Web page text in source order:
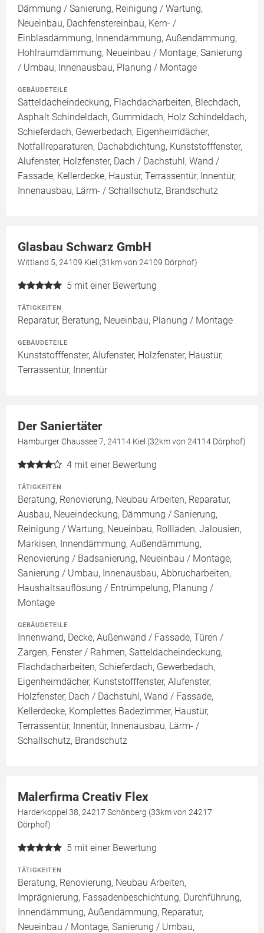
Dämmung / Sanierung, Reinigung / Wartung,
Neueinbau, Dachfenstereinbau, Kern- /
Einblasdämmung, Innendämmung, Außendämmung,
Hohlraumdämmung, Neueinbau / Montage, Sanierung
/ Umbau, Innenausbau, Planung / Montage
GEBÄUDETEILE
Satteldacheindeckung, Flachdacharbeiten, Blechdach,
Asphalt Schindeldach, Gummidach, Holz Schindeldach,
Schieferdach, Gewerbedach, Eigenheimdächer,
Notfallreparaturen, Dachabdichtung, Kunststofffenster,
Alufenster, Holzfenster, Dach / Dachstuhl, Wand /
Fassade, Kellerdecke, Haustür, Terrassentür, Innentür,
Innenausbau, Lärm- / Schallschutz, Brandschutz
Glasbau Schwarz GmbH
Wittland 5, 24109 Kiel (31km von 24109 Dörphof)
5 mit einer Bewertung
TÄTIGKEITEN
Reparatur, Beratung, Neueinbau, Planung / Montage
GEBÄUDETEILE
Kunststofffenster, Alufenster, Holzfenster, Haustür,
Terrassentür, Innentür
Der Saniertäter
Hamburger Chaussee 7, 24114 Kiel (32km von 24114 Dörphof)
4 mit einer Bewertung
TÄTIGKEITEN
Beratung, Renovierung, Neubau Arbeiten, Reparatur,
Ausbau, Neueindeckung, Dämmung / Sanierung,
Reinigung / Wartung, Neueinbau, Rollläden, Jalousien,
Markisen, Innendämmung, Außendämmung,
Renovierung / Badsanierung, Neueinbau / Montage,
Sanierung / Umbau, Innenausbau, Abbrucharbeiten,
Haushaltsauflösung / Entrümpelung, Planung /
Montage
GEBÄUDETEILE
Innenwand, Decke, Außenwand / Fassade, Türen /
Zargen, Fenster / Rahmen, Satteldacheindeckung,
Flachdacharbeiten, Schieferdach, Gewerbedach,
Eigenheimdächer, Kunststofffenster, Alufenster,
Holzfenster, Dach / Dachstuhl, Wand / Fassade,
Kellerdecke, Komplettes Badezimmer, Haustür,
Terrassentür, Innentür, Innenausbau, Lärm- /
Schallschutz, Brandschutz
Malerfirma Creativ Flex
Harderkoppel 38, 24217 Schönberg (33km von 24217
Dörphof)
5 mit einer Bewertung
TÄTIGKEITEN
Beratung, Renovierung, Neubau Arbeiten,
Imprägnierung, Fassadenbeschichtung, Durchführung,
Innendämmung, Außendämmung, Reparatur,
Neueinbau / Montage, Sanierung / Umbau,